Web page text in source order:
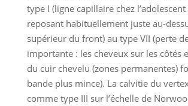
type I (ligne capillaire chez
reposant habituellement juste au-
supérieur du front) au type VII (perte
importante : les cheveux sur les côtés
du cuir chevelu (zones permanentes)
bande plus mince). La calvitie du
comme type III sur l’échelle de